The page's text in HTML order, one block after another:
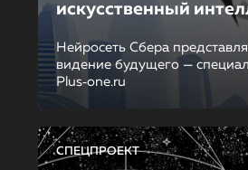
искусственный
Нейросеть Сбера
видение будущего —
Plus‑one.ru
СПЕЦПРОЕКТ